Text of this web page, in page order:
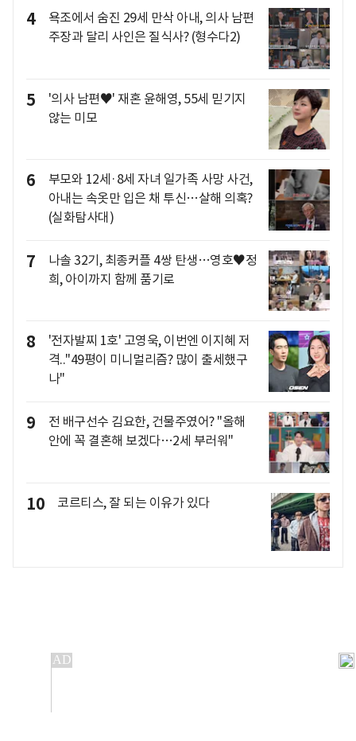
4
욕조에서 숨진 29세 만삭 아내, 의사 남편
주장과 달리 사인은 질식사? (형수다2)
5
'의사 남편♥' 재혼 윤해영, 55세 믿기지
않는 미모
6
부모와 12세·8세 자녀 일가족 사망 사건,
아내는 속옷만 입은 채 투신…살해 의혹?
(실화탐사대)
7
나솔 32기, 최종커플 4쌍 탄생…영호♥정
희, 아이까지 함께 품기로
8
'전자발찌 1호' 고영욱, 이번엔 이지혜 저
격.."49평이 미니멀리즘? 많이 출세했구
나"
9
전 배구선수 김요한, 건물주였어? "올해
안에 꼭 결혼해 보겠다…2세 부러워"
10 코르티스, 잘 되는 이유가 있다